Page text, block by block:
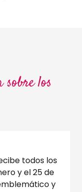
los
todos los
y el 25 de
y